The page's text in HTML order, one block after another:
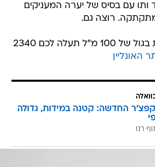
ותו עם בסיס של יערה המעניקים
רוצה גם.
מהדורה מיוחדת בגול של 100 מ"ל תעלה לכם 2340
האונליין
קפצ'ר החדשה: קטנה במידות, גדולה
רנו